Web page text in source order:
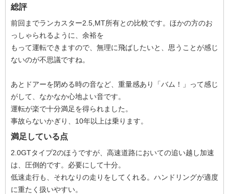
総評
前回までランカスター2.5,MT所有との比較です。ほかの方のお
っしゃられるように、余裕を
もって運転できますので、無理に飛ばしたいと、思うことが感じ
ないのが不思議ですね。
あとドアーを閉める時の音など、重量感あり「バム！」って感じ
がして、なかなか心地よい音です。
運転が楽で十分満足を得られました。
事故らないかぎり、10年以上は乗ります。
満足している点
2.0GTタイプ2のほうですが、高速道路においての追い越し加速
は、圧倒的です。必要にして十分。
低速走行も、それなりの走りをしてくれる。ハンドリングが適度
に重たく扱いやすい。